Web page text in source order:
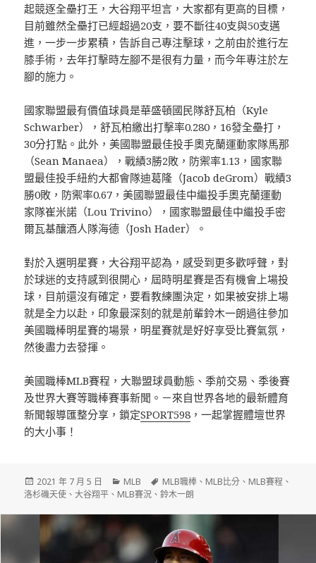
起競逐全壘打王，大谷翔平坦言，大家都有更高的目標，
目前雖然全壘打已經超過20支，要不斷往40支與50支邁
進，一步一步累積，告訴自己專注擊球，之前由於進行左
膝手術，去年打擊時左腳不是很有力量，而今年專注於左
腳的施力。
國家聯盟最有價值球員是華盛頓國民隊舒瓦柏（Kyle
Schwarber），舒瓦柏繳出打擊率0.280，16發全壘打，
30分打點。此外，美國聯盟最佳投手奧克蘭運動家隊馬那
（Sean Manaea），戰績3勝2敗，防禦率1.13，國家聯
盟最佳投手紐約大都會隊迪葛隆（Jacob deGrom）戰績3
勝0敗，防禦率0.67，美國聯盟最佳中繼投手奧克蘭運動
家隊崔米諾（Lou Trivino），國家聯盟最佳中繼投手密
爾瓦基釀酒人隊海德（Josh Hader）。
對於入選明星賽，大谷翔平認為，感受到更多歡呼聲，對
於球迷的支持感到很開心，屆時明星賽是否有機會上場投
球，目前還沒有確定，要看教練團決定，如果被安排上場
就是全力以赴，印象最深刻的就是前輩鈴木一朗過往參加
美國職棒明星賽的場景，明星賽就是好好享受比賽氣氛，
然後盡力去發揮。
美國職棒MLB賽程，大聯盟球員動態、季前交易、季後賽
及世界大賽等職棒賽事新聞。－來自世界各地的最新體育
新聞報導匯整分享，鎖定SPORT598 ，一起掌握體壇世界
的大小事！
發
佈
2021 年 7 月 5 日
分
類
MLB
標
籤
MLB職棒 、 MLB比分 、 MLB賽程 、
洛杉磯天使 、大谷翔平 、 MLB賽況 、鈴木一朗